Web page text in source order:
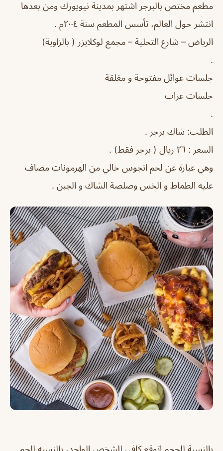
مطعم مختص بالبرجر اشتهر بمدينة نيويورك ومن بعدها
انتشر حول العالم، تأسس المطعم سنة ٢٠٠٤م .
الرياض – شارع التحلية – مجمع لوكلايزر ( بالزاوية)
.
جلسات عوائل مفتوحة و مغلقة
جلسات عزاب
.
الطلب: شاك برجر .
السعر : ٢٦ ريال ( برجر فقط) .
وهي عبارة عن لحم انجوس خالي من الهرمونات مضاف
عليه الطماط و الخس وصلصة الشاك و الجبن .
بالنسبة للحجم اتوقع كافي للشخص الواحد، بالنسبه للحم